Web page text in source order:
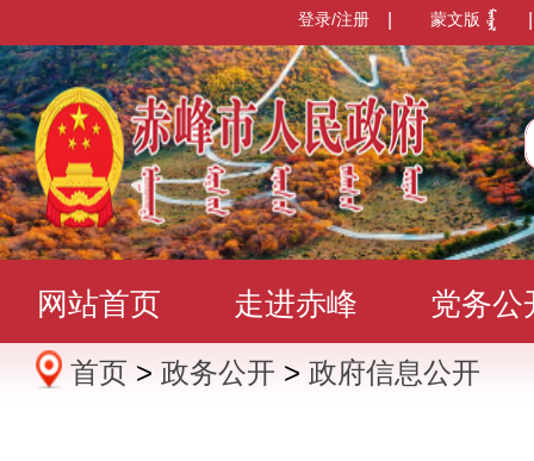
蒙文版
登录/注册
网站首页 走进赤峰 党务公
办事服务 政民互动 数据发
首页 > 政务公开 > 政府信息公开